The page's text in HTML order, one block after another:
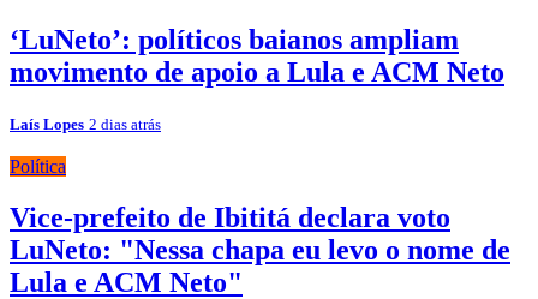
‘LuNeto’: políticos baianos ampliam
movimento de apoio a Lula e ACM Neto
Laís Lopes 2 dias atrás
Política
Vice-prefeito de Ibititá declara voto
LuNeto: "Nessa chapa eu levo o nome de
Lula e ACM Neto"